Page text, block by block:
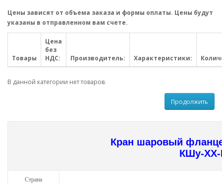
Цены зависят от объема заказа и формы оплаты. Цены будут
указаны в отправленном вам счете.
Товары
Цена
без
НДС:
Производитель: Характеристики:
В данной категории нет товаров.
Продолжить
Кран шаровый
КШу-ХХ-
Страна